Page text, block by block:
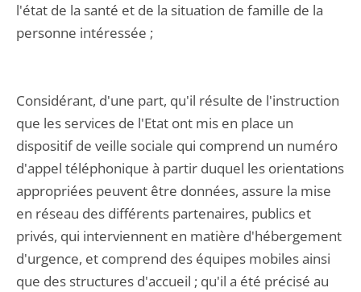
l'état de la santé et de la situation de famille de la
personne intéressée ;
Considérant, d'une part, qu'il résulte de l'instruction
que les services de l'Etat ont mis en place un
dispositif de veille sociale qui comprend un numéro
d'appel téléphonique à partir duquel les orientations
appropriées peuvent être données, assure la mise
en réseau des différents partenaires, publics et
privés, qui interviennent en matière d'hébergement
d'urgence, et comprend des équipes mobiles ainsi
que des structures d'accueil ; qu'il a été précisé au